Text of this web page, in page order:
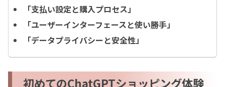
「支払い設定と購入プロセス」
「ユーザーインターフェースと使い勝手」
「データプライバシーと安全性」
初めてのChatGPTショッピング体験